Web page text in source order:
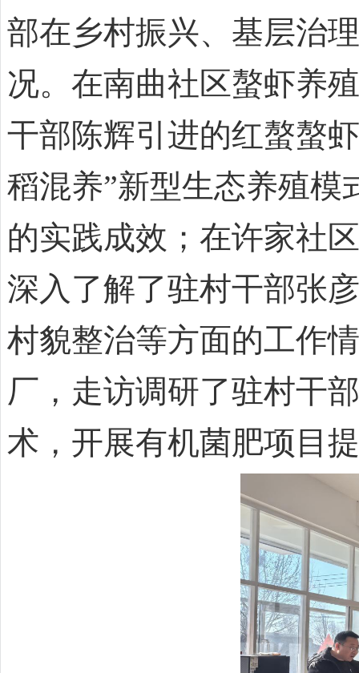
部在乡村振兴、基层治
况。在南曲社区螯虾养
干部陈辉引进的红螯螯
稻混养”新型生态养殖
的实践成效；在许家社
深入了解了驻村干部张
村貌整治等方面的工作
厂，走访调研了驻村干
术，开展有机菌肥项目